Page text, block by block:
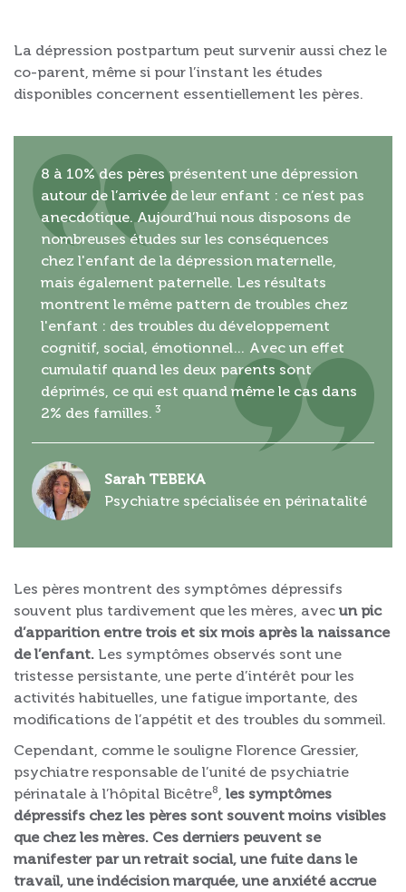
La dépression postpartum peut survenir aussi chez le
co-parent, même si pour l’instant les études
disponibles concernent essentiellement les pères.
8 à 10% des pères présentent une dépression
autour de l’arrivée de leur enfant : ce n’est pas
anecdotique. Aujourd’hui nous disposons de
nombreuses études sur les conséquences
chez l'enfant de la dépression maternelle,
mais également paternelle. Les résultats
montrent le même pattern de troubles chez
l'enfant : des troubles du développement
cognitif, social, émotionnel… Avec un effet
cumulatif quand les deux parents sont
déprimés, ce qui est quand même le cas dans
2% des familles. 3
Sarah TEBEKA
Psychiatre spécialisée en périnatalité
Les pères montrent des symptômes dépressifs
souvent plus tardivement que les mères, avec un pic
d’apparition entre trois et six mois après la naissance
de l’enfant. Les symptômes observés sont une
tristesse persistante, une perte d’intérêt pour les
activités habituelles, une fatigue importante, des
modifications de l’appétit et des troubles du sommeil.
Cependant, comme le souligne Florence Gressier,
psychiatre responsable de l’unité de psychiatrie
périnatale à l’hôpital Bicêtre8
les symptômes
dépressifs chez les pères sont souvent moins visibles
que chez les mères. Ces derniers peuvent se
manifester par un retrait social, une fuite dans le
travail, une indécision marquée, une anxiété accrue